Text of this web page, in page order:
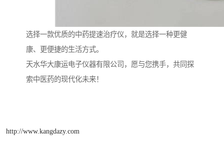
选择一款优质的中药提速治疗仪，就是选择一种更健
康、更便捷的生活方式。
天水华大康运电子仪器有限公司，愿与您携手，共同探
索中医药的现代化未来！
http://www.kangdazy.com